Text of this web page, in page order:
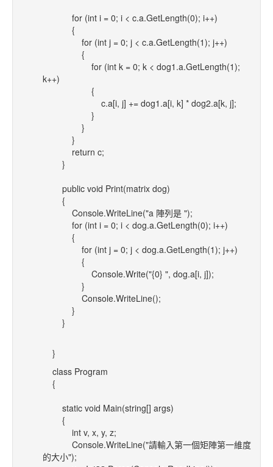
for (int i = 0; i < c.a.GetLength(0); i++)
{
for (int j = 0; j < c.a.GetLength(1); j++)
{
for (int k = 0; k < dog1.a.GetLength(1);
k++)
{
c.a[i, j] += dog1.a[i, k] * dog2.a[k, j];
}
}
}
return c;
}
public void Print(matrix dog)
{
Console.WriteLine("a 陣列是 ");
for (int i = 0; i < dog.a.GetLength(0); i++)
{
for (int j = 0; j < dog.a.GetLength(1); j++)
{
Console.Write("{0} ", dog.a[i, j]);
}
Console.WriteLine();
}
}
}
class Program
{
static void Main(string[] args)
{
int v, x, y, z;
Console.WriteLine("請輸入第一個矩陣第一維度
的大小");